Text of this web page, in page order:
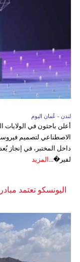
لندن - عُمان اليوم
أعلن باحثون في الولايات
الاصطناعي لتصميم
داخل المختبر، في إنجاز
لفير�...
المزيد
اليونسكو تعتمد